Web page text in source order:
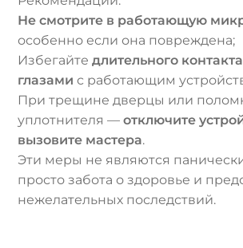
Не смотрите в работающую
особенно если она повреждена;
Избегайтедлительного
глазами с работающим
При трещине дверцы или
уплотнителя —отключите
вызовите мастера.
Эти меры не являются
просто забота о здоровье и
нежелательных последствий.